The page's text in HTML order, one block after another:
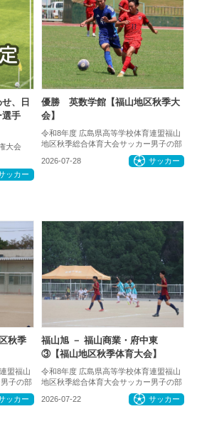
、日
選手
大会
ッカー
優勝 英数学館【福山地区秋季大
会】
令和8年度 広島県高等学校体育連盟福山
地区秋季総合体育大会サッカー男子の部
2026-07-28 サッカー
秋季
盟福山
子の部
ッカー
福山旭 － 福山商業・府中東
③【福山地区秋季体育大会】
令和8年度 広島県高等学校体育連盟福山
地区秋季総合体育大会サッカー男子の部
2026-07-22 サッカー